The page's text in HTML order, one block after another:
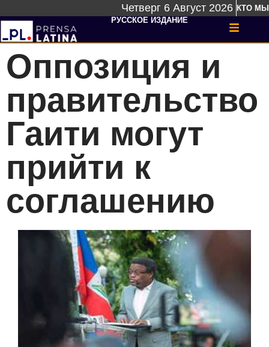
Четверг 6 Август 2026 КТО МЫ
РУССКОЕ ИЗДАНИЕ
Оппозиция и
правительство
Гаити могут
прийти к
соглашению